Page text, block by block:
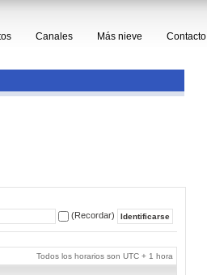
Canales Más nieve Contacto
(Recordar)
Todos los horarios son UTC + 1 hora